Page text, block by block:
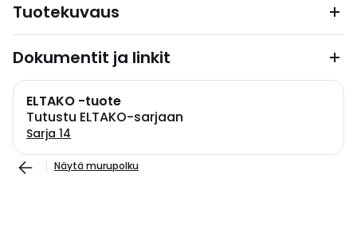
Tuotekuvaus
Dokumentit ja linkit
ELTAKO -tuote
Tutustu ELTAKO-sarjaan
Sarja 14
Näytä murupolku